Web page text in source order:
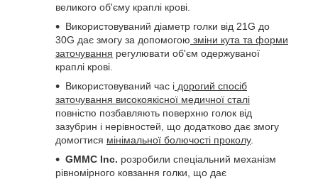
великого об'єму краплі крові.
Використовуваний діаметр голки від 21G до
30G дає змогу за допомогою зміни кута та форми
заточування регулювати об'єм одержуваної
краплі крові.
Використовуваний час і дорогий спосіб
заточування високоякісної медичної сталі
повністю позбавляють поверхню голок від
зазубрин і нерівностей, що додатково дає змогу
домогтися мінімальної болючості проколу.
GMMC Inc. розробили спеціальний механізм
рівномірного ковзання голки, що дає